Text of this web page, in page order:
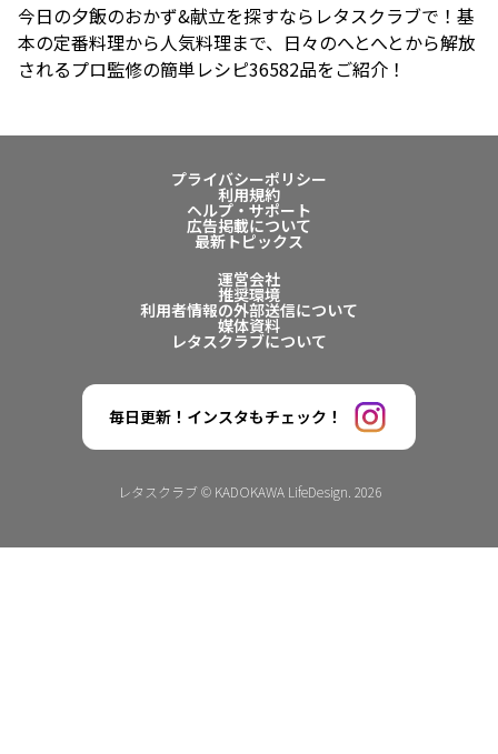
今日の夕飯のおかず&献立を探すならレタスクラブで！基
本の定番料理から人気料理まで、日々のへとへとから解放
されるプロ監修の簡単レシピ36582品をご紹介！
プライバシーポリシー
利用規約
ヘルプ・サポート
広告掲載について
最新トピックス
運営会社
推奨環境
利用者情報の外部送信について
媒体資料
レタスクラブについて
毎日更新！インスタもチェック！
レタスクラブ © KADOKAWA LifeDesign. 2026